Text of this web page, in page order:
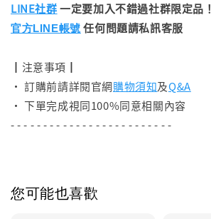
LINE社群一定要加入不錯過社群限定品！
官方LINE帳號 任何問題請私訊客服
┃注意事項┃
• 訂購前請詳閱官網購物須知及Q&A
• 下單完成視同100%同意相關內容
- - - - - - - - - - - - - - - - - - - - - - - - -
您可能也喜歡